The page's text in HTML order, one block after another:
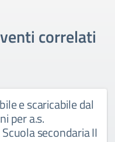
correlati
e scaricabile dal
per a.s.
secondaria II